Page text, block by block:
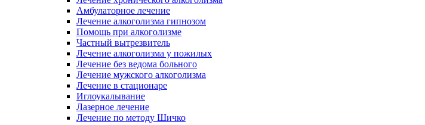
Амбулаторное лечение
Лечение алкоголизма гипнозом
Помощь при алкоголизме
Частный вытрезвитель
Лечение алкоголизма у пожилых
Лечение без ведома больного
Лечение мужского алкоголизма
Лечение в стационаре
Иглоукалывание
Лазерное лечение
Лечение по методу Шичко